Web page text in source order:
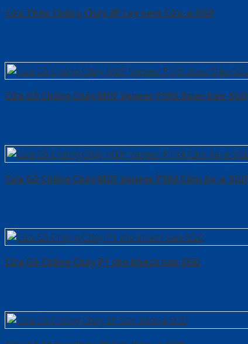
Cửa Thép Chống Cháy 2P tay nam Cửa-a-SGD
Cửa Gỗ Chống Cháy MDF Veneer P1R5 Xoan Đào-SGD
Cửa Gỗ Chống Cháy MDF Veneer P1R4 Căm Xe-a-SGD
Cửa Gỗ Chống Cháy P1 cho khach san-SGD